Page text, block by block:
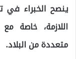
ينصح الخبراء في
اللازمة، خاصة
متعددة من البلاد.